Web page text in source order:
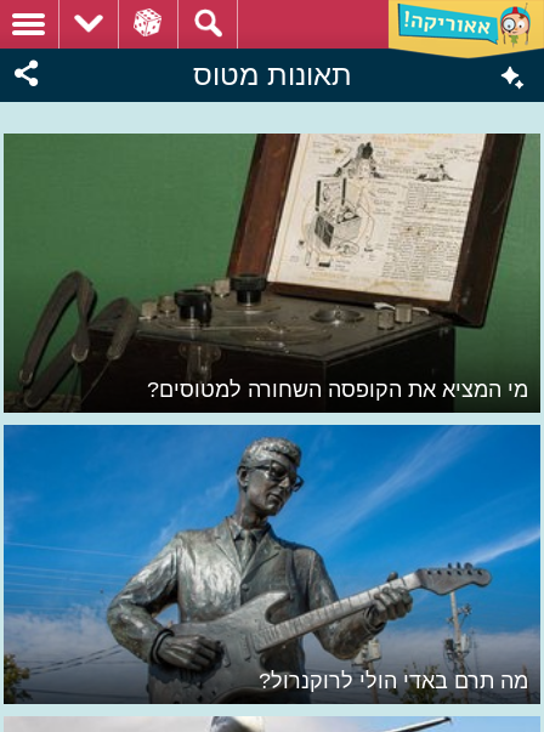
תאונות מטוס
מי המציא את הקופסה השחורה למטוסים?
מה תרם באדי הולי לרוקנרול?